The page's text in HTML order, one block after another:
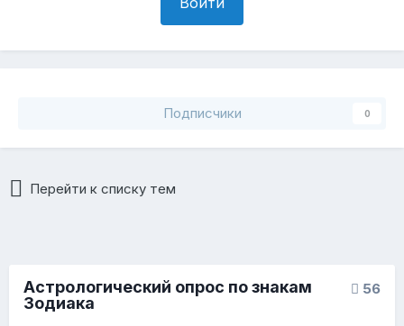
Подписчики 0
Перейти к списку тем
56
Астрологический опрос по знакам
Зодиака